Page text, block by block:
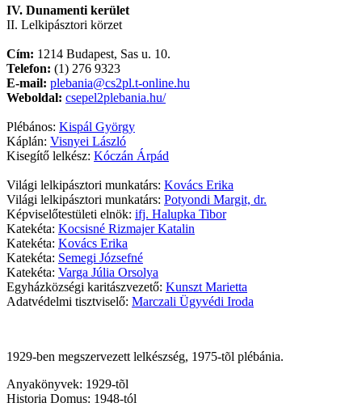
IV. Dunamenti kerület
II. Lelkipásztori körzet
Cím: 1214 Budapest, Sas u. 10.
Telefon: (1) 276 9323
E-mail: plebania@cs2pl.t-online.hu
Weboldal: csepel2plebania.hu/
Plébános: Kispál György
Káplán: Visnyei László
Kisegítő lelkész: Kóczán Árpád
Világi lelkipásztori munkatárs: Kovács Erika
Világi lelkipásztori munkatárs: Potyondi Margit, dr.
Képviselőtestületi elnök: ifj. Halupka Tibor
Katekéta: Kocsisné Rizmajer Katalin
Katekéta: Kovács Erika
Katekéta: Semegi Józsefné
Katekéta: Varga Júlia Orsolya
Egyházközségi karitászvezető: Kunszt Marietta
Adatvédelmi tisztviselő: Marczali Ügyvédi Iroda
1929-ben megszervezett lelkészség, 1975-tõl plébánia.
Anyakönyvek: 1929-tõl
Historia Domus: 1948-tól